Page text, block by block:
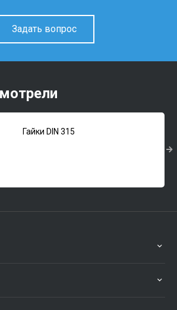
Задать вопрос
Гайки DIN 315